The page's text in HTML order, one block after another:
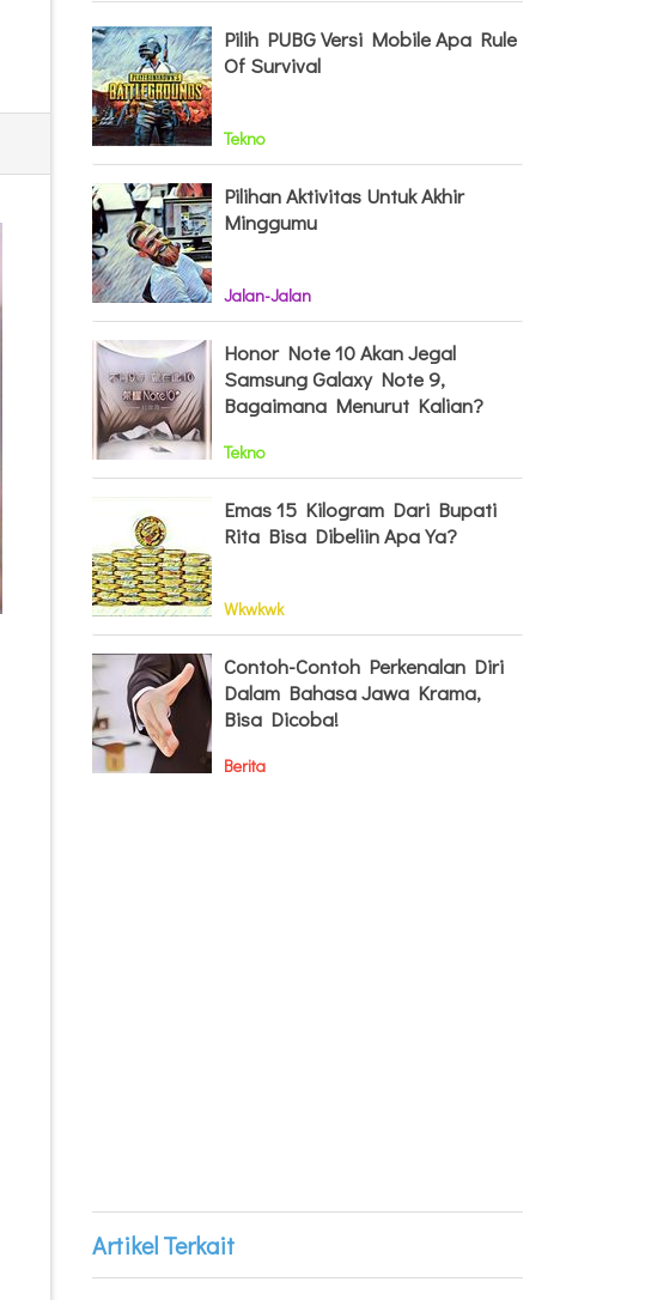
Pilih PUBG Versi Mobile Apa Rule
Of Survival
Tekno
Pilihan Aktivitas Untuk Akhir
Minggumu
Jalan-Jalan
Honor Note 10 Akan Jegal
Samsung Galaxy Note 9,
Bagaimana Menurut Kalian?
Tekno
Emas 15 Kilogram Dari Bupati
Rita Bisa Dibeliin Apa Ya?
Wkwkwk
Contoh-Contoh Perkenalan Diri
Dalam Bahasa Jawa Krama,
Bisa Dicoba!
Berita
Artikel Terkait